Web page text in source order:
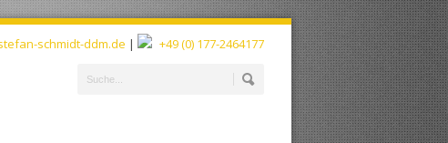
schmidt-ddm.de | +49 (0) 177-2464177